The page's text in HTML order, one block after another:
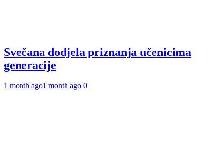
Svečana dodjela priznanja učenicima
generacije
1 month ago1 month ago 0